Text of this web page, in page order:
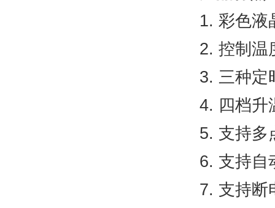
1. 彩色液
2. 控制温
3. 三种定
4. 四档
5. 支持多
6. 支持自
7. 支持断